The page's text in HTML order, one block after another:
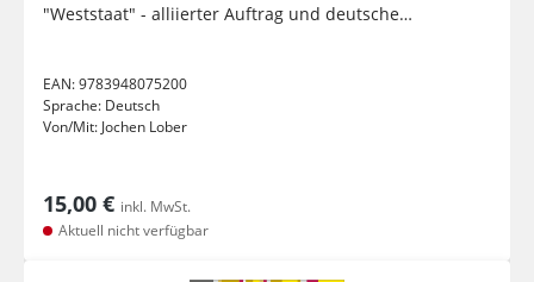
"Weststaat" - alliierter Auftrag und deutsche
EAN:9783948075200
Sprache: Deutsch
Von/Mit: Jochen Lober
15,00 € inkl. MwSt.
Aktuell nicht verfügbar